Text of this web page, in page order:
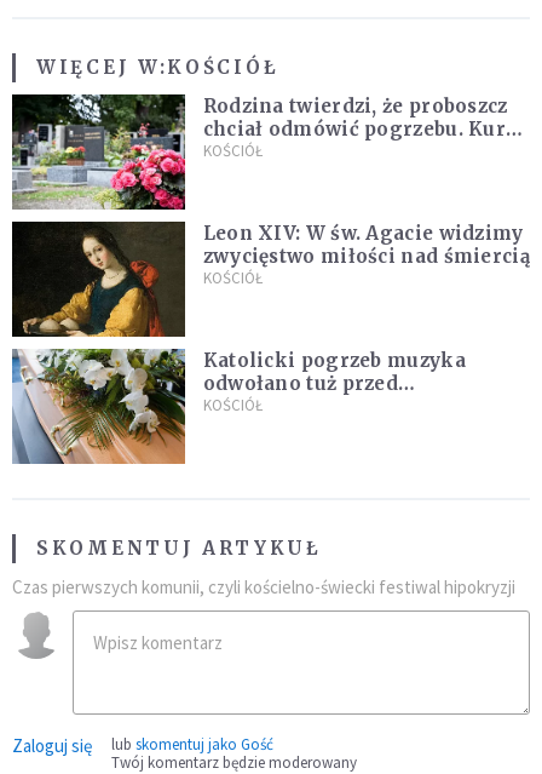
WIĘCEJ W:KOŚCIÓŁ
Rodzina twierdzi, że proboszcz
chciał odmówić pogrzebu. Kuria
zapowiada wyjaśnienia
KOŚCIÓŁ
Leon XIV: W św. Agacie widzimy
zwycięstwo miłości nad śmiercią
KOŚCIÓŁ
Katolicki pogrzeb muzyka
odwołano tuż przed
uroczystością. Powodem była
KOŚCIÓŁ
SKOMENTUJ ARTYKUŁ
Czas pierwszych komunii, czyli kościelno-świecki festiwal hipokryzji
Zaloguj się lub skomentuj jako Gość
Twój komentarz będzie moderowany